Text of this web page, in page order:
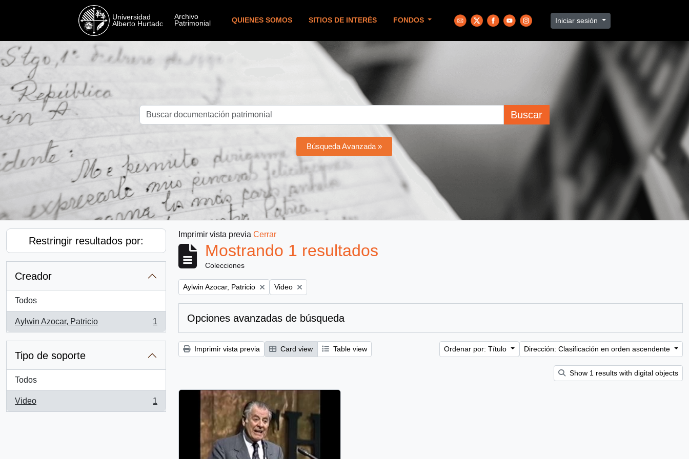
QUIENES SOMOS SITIOS DE INTERÉS FONDOS Iniciar sesión
Buscar
Búsqueda Avanzada »
Restringir resultados por:
Creador
Todos
Aylwin Azocar, Patricio
, 1 resultados
1
Tipo de soporte
Todos
Video
, 1 resultados
1
Imprimir vista previa Cerrar
Mostrando 1 resultados
Colecciones
Remove filter:
Aylwin Azocar, Patricio Remove filter:
Video
Opciones avanzadas de búsqueda
Imprimir vista previa Card view Table view Ordenar por: Título Dirección: Clasificación en orden ascendente
Show 1 results with digital objects